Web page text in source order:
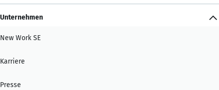
Unternehmen
New Work SE
Karriere
Presse